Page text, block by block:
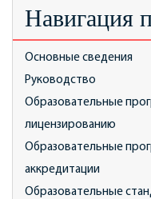
Навигация
Основные сведения
Руководство
Образовательные
лицензированию
Образовательные
аккредитации
Образовательные